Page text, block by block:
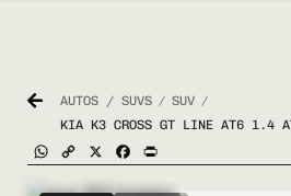
AUTOS / SUVS / SUV /
KIA K3 CROSS GT LINE AT6 1.4
WhatsApp
Copy
Link
Facebook